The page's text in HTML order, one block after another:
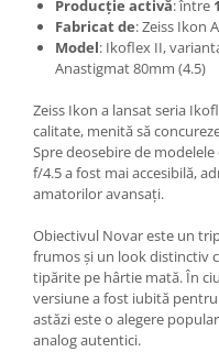
Producție activă: între
Fabricat de: Zeiss Ikon
Model: Ikoflex II,
Anastigmat 80mm (4.5)
Zeiss Ikon a lansat seria
calitate, menită să
Spre deosebire de
f/4.5 a fost mai accesibilă,
amatorilor avansați.
Obiectivul Novar este un
frumos și un look distinctiv
tipărite pe hârtie mată. În
versiune a fost iubită
astăzi este o alegere
analog autentici.